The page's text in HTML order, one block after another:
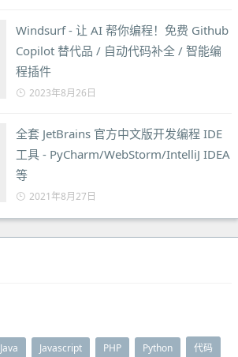
Windsurf - 让 AI 帮你编程！免费 Github
Copilot 替代品 / 自动代码补全 / 智能编
程插件
2023年8月26日
全套 JetBrains 官方中文版开发编程 IDE
工具 - PyCharm/WebStorm/IntelliJ IDEA
等
2021年8月27日
Java Javascript PHP Python 代码